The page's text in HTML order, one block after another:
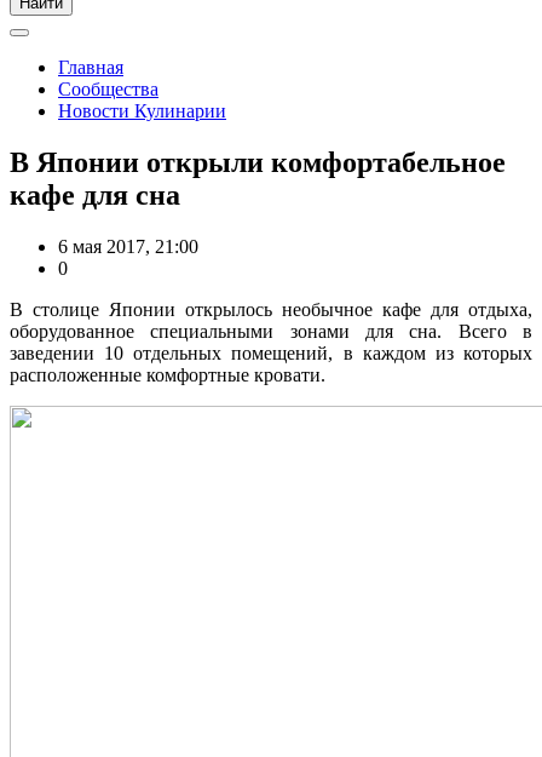
Главная
Сообщества
Новости Кулинарии
В Японии открыли комфортабельное
кафе для сна
6 мая 2017, 21:00
0
В столице Японии открылось необычное кафе для отдыха,
оборудованное специальными зонами для сна. Всего в
заведении 10 отдельных помещений, в каждом из которых
расположенные комфортные кровати.